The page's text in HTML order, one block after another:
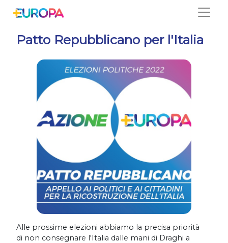
Patto Repubblicano per l'Italia
Alle prossime elezioni abbiamo la precisa priorità
di non consegnare l'Italia dalle mani di Draghi a